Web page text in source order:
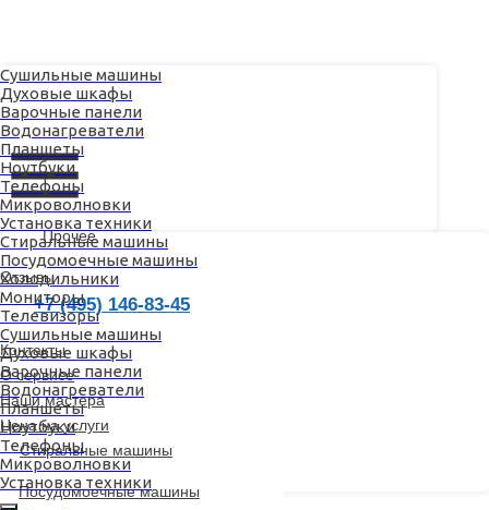
Прочее
Отзывы
+7 (495) 146-83-45
Контакты
О сервисе
Наши мастера
Цена на услуги
Стиральные машины
Посудомоечные машины
Отзывы
+7 (495) 146-83-45
Контакты
О сервисе
Наши мастера
Ремонт техники
Цена на услуги
Сушильные машины
Духовые шкафы
Варочные панели
Водонагреватели
Планшеты
Ноутбуки
Телефоны
Микроволновки
Установка техники
Стиральные машины
Посудомоечные машины
Холодильники
Мониторы
Телевизоры
Сушильные машины
Духовые шкафы
Варочные панели
Водонагреватели
Планшеты
Ноутбуки
Телефоны
Микроволновки
Установка техники